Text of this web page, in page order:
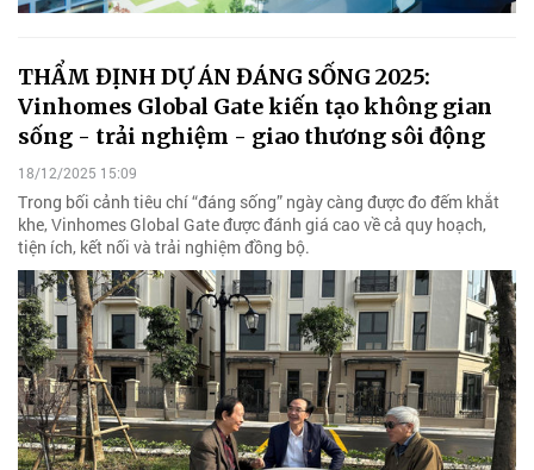
THẨM ĐỊNH DỰ ÁN ĐÁNG SỐNG 2025:
Vinhomes Global Gate kiến tạo không gian
sống - trải nghiệm - giao thương sôi động
18/12/2025 15:09
Trong bối cảnh tiêu chí “đáng sống” ngày càng được đo đếm khắt
khe, Vinhomes Global Gate được đánh giá cao về cả quy hoạch,
tiện ích, kết nối và trải nghiệm đồng bộ.